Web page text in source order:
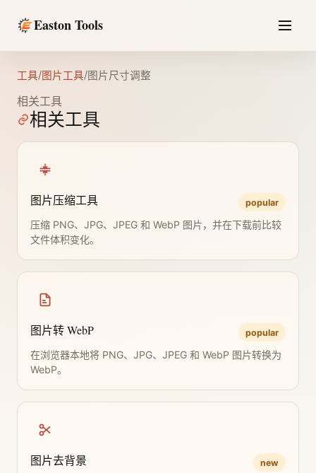
Easton Tools
工具/图片工具/图片尺寸调整
相关工具
相关工具
图片压缩工具 popular
压缩 PNG、JPG、JPEG 和 WebP 图片，并在下载前比较
文件体积变化。
图片转 WebP popular
在浏览器本地将 PNG、JPG、JPEG 和 WebP 图片转换为
WebP。
图片去背景 new